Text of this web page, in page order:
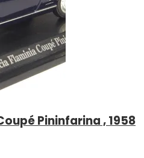
Pininfarina , 1958